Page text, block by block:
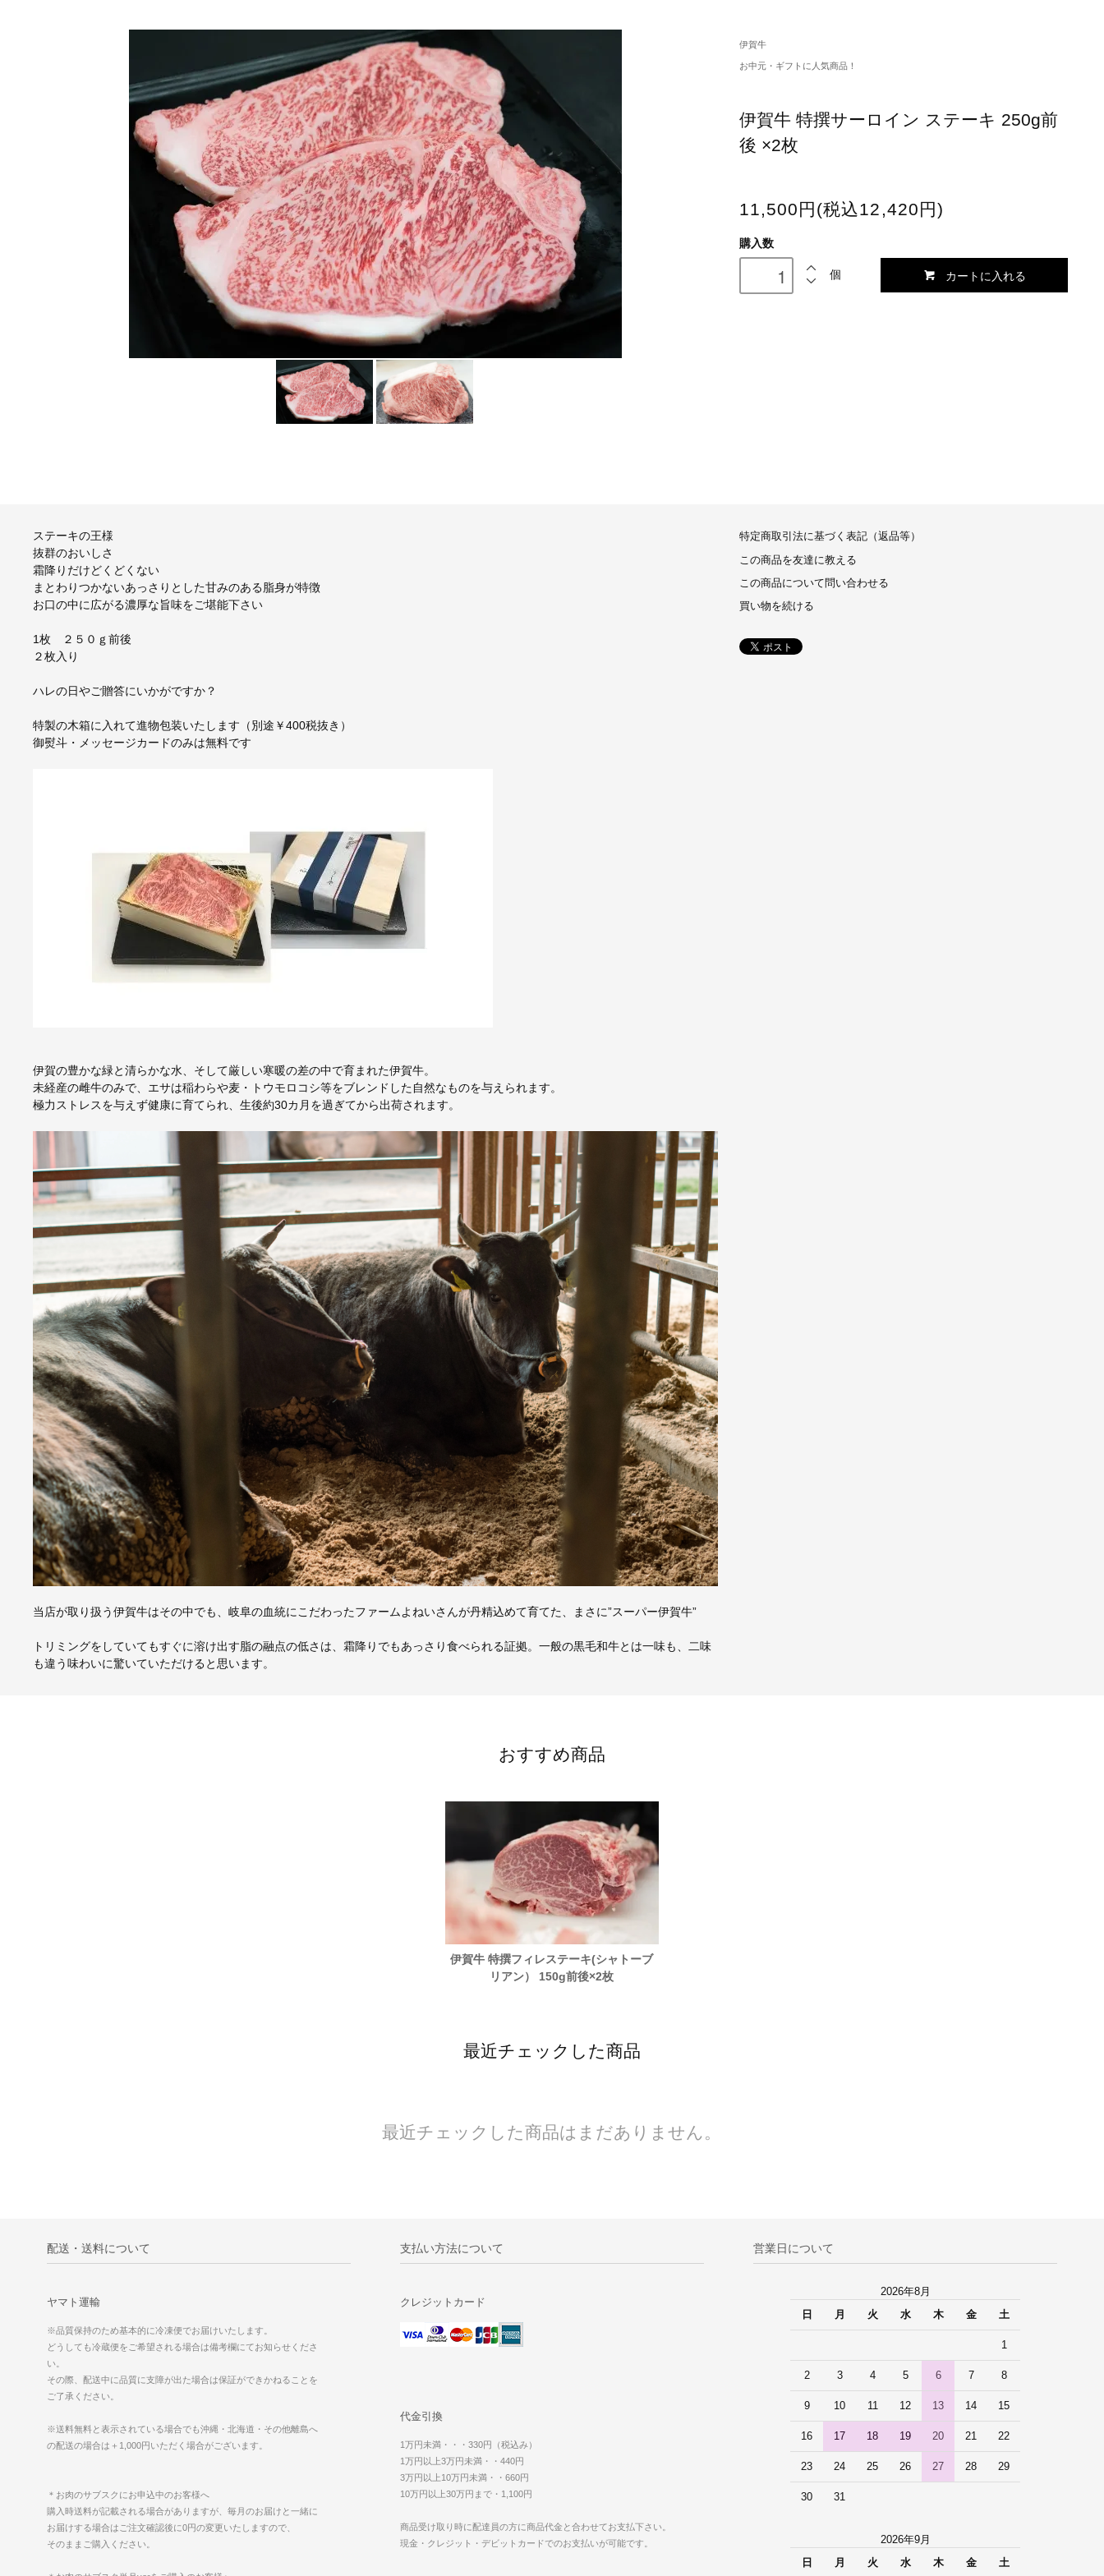
伊賀牛
お中元・ギフトに人気商品！
伊賀牛 特撰サーロイン ステーキ 250g前
後 ×2枚
11,500円(税込12,420円)
購入数
個 カートに入れる
ステーキの王様
抜群のおいしさ
霜降りだけどくどくない
まとわりつかないあっさりとした甘みのある脂身が特徴
お口の中に広がる濃厚な旨味をご堪能下さい
1枚 ２５０ｇ前後
２枚入り
ハレの日やご贈答にいかがですか？
特製の木箱に入れて進物包装いたします（別途￥400税抜き）
御熨斗・メッセージカードのみは無料です
伊賀の豊かな緑と清らかな水、そして厳しい寒暖の差の中で育まれた伊賀牛。
未経産の雌牛のみで、エサは稲わらや麦・トウモロコシ等をブレンドした自然なものを与えられます。
極力ストレスを与えず健康に育てられ、生後約30カ月を過ぎてから出荷されます。
当店が取り扱う伊賀牛はその中でも、岐阜の血統にこだわったファームよねいさんが丹精込めて育てた、まさに”スーパー伊賀牛”
トリミングをしていてもすぐに溶け出す脂の融点の低さは、霜降りでもあっさり食べられる証拠。一般の黒毛和牛とは一味も、二味
も違う味わいに驚いていただけると思います。
特定商取引法に基づく表記（返品等）
この商品を友達に教える
この商品について問い合わせる
買い物を続ける
おすすめ商品
伊賀牛 特撰フィレステーキ(シャトーブ
リアン） 150g前後×2枚
最近チェックした商品
最近チェックした商品はまだありません。
配送・送料について
ヤマト運輸
※品質保持のため基本的に冷凍便でお届けいたします。
どうしても冷蔵便をご希望される場合は備考欄にてお知らせくださ
い。
その際、配送中に品質に支障が出た場合は保証ができかねることを
ご了承ください。
※送料無料と表示されている場合でも沖縄・北海道・その他離島へ
の配送の場合は＋1,000円いただく場合がございます。
＊お肉のサブスクにお申込中のお客様へ
購入時送料が記載される場合がありますが、毎月のお届けと一緒に
お届けする場合はご注文確認後に0円の変更いたしますので、
そのままご購入ください。
支払い方法について
クレジットカード
代金引換
1万円未満・・・330円（税込み）
1万円以上3万円未満・・440円
3万円以上10万円未満・・660円
10万円以上30万円まで・1,100円
商品受け取り時に配達員の方に商品代金と合わせてお支払下さい。
現金・クレジット・デビットカードでのお支払いが可能です。
営業日について
2026年8月
日
月 火 水 木 金 土
1
2 3 4 5 6 7 8
9 10 11 12 13 14 15
16 17 18 19 20 21 22
23 24 25 26 27 28 29
30 31
2026年9月
日
月 火 水 木 金 土